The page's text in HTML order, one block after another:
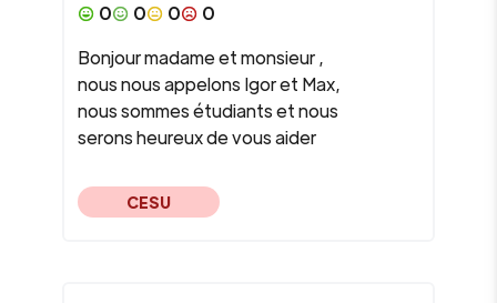
0
0 0
0
Bonjour madame et monsieur ,
nous nous appelons Igor et Max,
nous sommes étudiants et nous
serons heureux de vous aider
CESU